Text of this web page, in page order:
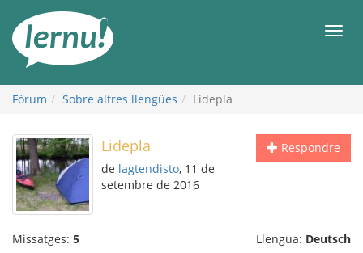
contingut
Fòrum Sobre altres llengües Lidepla
Respondre
Lidepla
de lagtendisto, 11 de
setembre de 2016
Missatges: 5 Llengua: Deutsch